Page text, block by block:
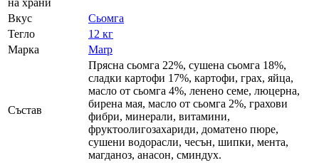
Вкус
Сьомга
Тегло
12 кг
Марка
Marp
Състав
Прясна сьомга 22%, сушена сьомга 18%,
сладки картофи 17%, картофи, грах, яйца,
масло от сьомга 4%, ленено семе, люцерна,
бирена мая, масло от сьомга 2%, грахови
фибри, минерали, витамини,
фруктоолигозахариди, доматено пюре,
сушени водорасли, чесън, шипки, мента,
магданоз, анасон, сминдух.